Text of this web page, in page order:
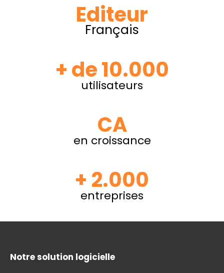
Editeur
Français
+ de 10.000
utilisateurs
CA
en croissance
+ 2.000
entreprises
Notre solution logicielle